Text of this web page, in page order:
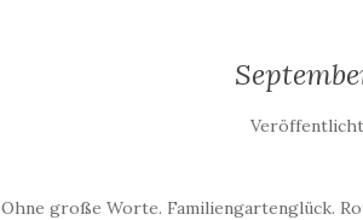
Ohne große Worte. Familiengartenglück.